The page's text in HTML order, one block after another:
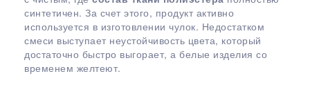
синтетичен. За счет этого, продукт активно
используется в изготовлении чулок. Недостатком
смеси выступает неустойчивость цвета, который
достаточно быстро выгорает, а белые изделия со
временем желтеют.